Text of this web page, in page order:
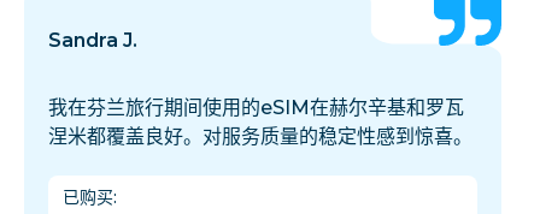
Sandra J.
我在芬兰旅行期间使用的eSIM在赫尔辛基和罗瓦
涅米都覆盖良好。对服务质量的稳定性感到惊喜。
已购买: